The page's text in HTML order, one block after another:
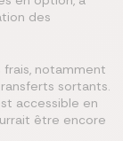
des
notamment
sortants.
accessible en
être encore